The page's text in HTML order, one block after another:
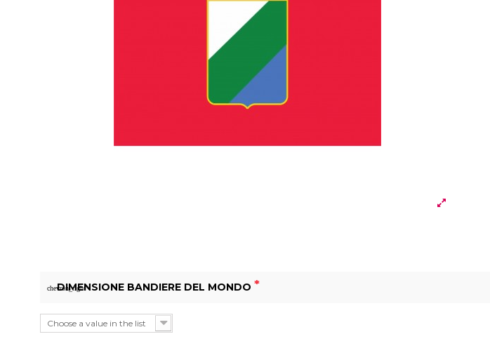
chevron_right
DIMENSIONE BANDIERE DEL MONDO *
Choose a value in the list